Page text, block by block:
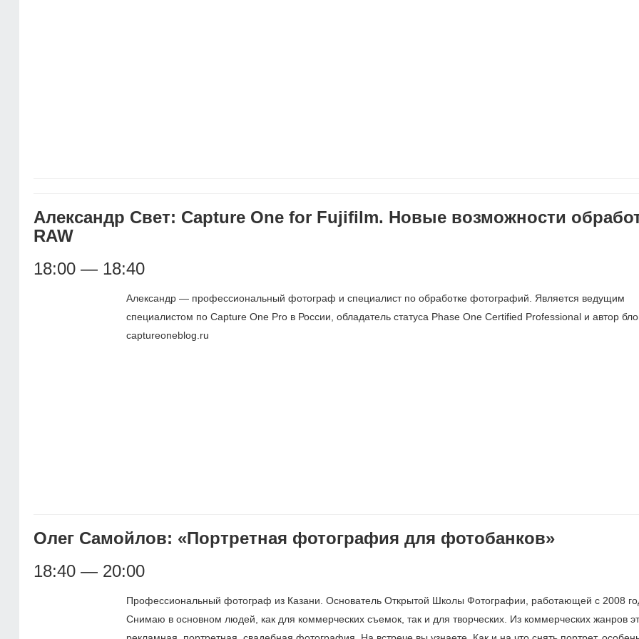
Александр Свет: Capture One for Fujifilm. Новые возможности
RAW
18:00 — 18:40
Александр — профессиональный фотограф и специалист по обработке фотографий. Является ведущим
специалистом по Capture One Pro в России, обладатель статуса Phase One Certified Professional и автор
captureoneblog.ru
Олег Самойлов: «Портретная фотография для фотобанков»
18:40 — 20:00
Профессиональный фотограф из Казани. Основатель Открытой Школы Фотографии, работающей с 2008
Снимаю в основном людей, как для коммерческих съемок, так и для творческих. Из коммерческих жанров